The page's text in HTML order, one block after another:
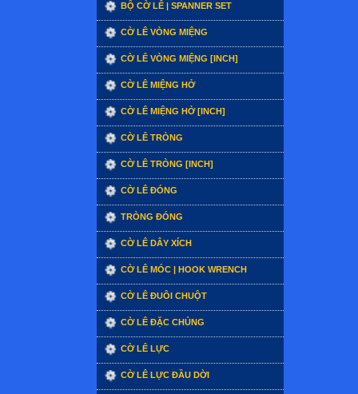
BỘ CỜ LÊ | SPANNER SET
CỜ LÊ VÒNG MIỆNG
CỜ LÊ VÒNG MIỆNG [INCH]
CỜ LÊ MIỆNG HỞ
CỜ LÊ MIỆNG HỞ [INCH]
CỜ LÊ TRÒNG
CỜ LÊ TRÒNG [INCH]
CỜ LÊ ĐÓNG
TRÒNG ĐÓNG
CỜ LÊ DÂY XÍCH
CỜ LÊ MÓC | HOOK WRENCH
CỜ LÊ ĐUÔI CHUỘT
CỜ LÊ ĐẶC CHỦNG
CỜ LÊ LỰC
CỜ LÊ LỰC ĐẦU DỜI